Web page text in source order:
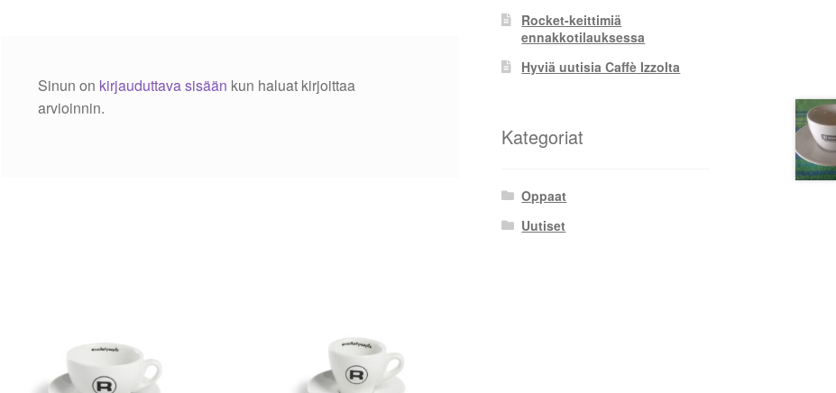
Sinun on kirjauduttava sisään kun haluat kirjoittaa
arvioinnin.
Rocket-keittimiä
ennakkotilauksessa
Hyviä uutisia Caffè Izzolta
Kategoriat
Oppaat
Uutiset